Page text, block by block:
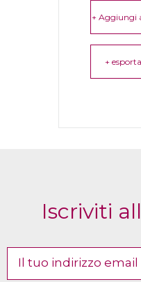
+ Aggiungi
+
Iscriviti